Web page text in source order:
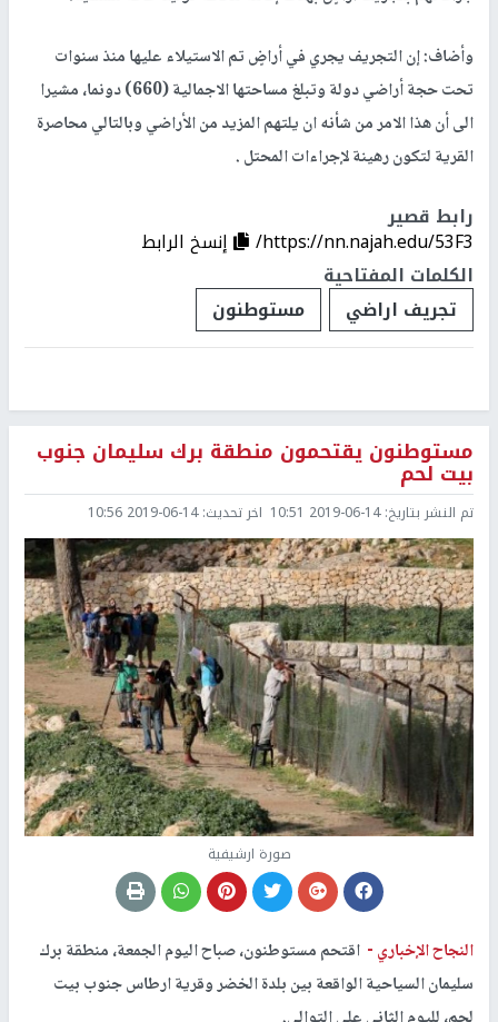
وأضاف: إن التجريف يجري في أراضٍ تم الاستيلاء عليها منذ سنوات
تحت حجة أراضي دولة وتبلغ مساحتها الاجمالية (660) دونما، مشيرا
الى أن هذا الامر من شأنه ان يلتهم المزيد من الأراضي وبالتالي محاصرة
القرية لتكون رهينة لإجراءات المحتل .
رابط قصير
https://nn.najah.edu/53F3/
إنسخ الرابط
الكلمات المفتاحية
تجريف اراضي
مستوطنون
مستوطنون يقتحمون منطقة برك سليمان جنوب
بيت لحم
تم النشر بتاريخ:2019-06-14 10:51 اخر تحديث:2019-06-14 10:56
صورة ارشيفية
النجاح الإخباري - اقتحم مستوطنون، صباح اليوم الجمعة، منطقة برك
سليمان السياحية الواقعة بين بلدة الخضر وقرية ارطاس جنوب بيت